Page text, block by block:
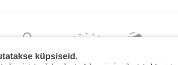
küpsiseid.